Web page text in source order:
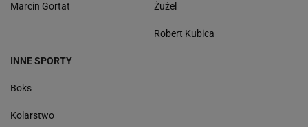
Marcin Gortat Żużel
Robert Kubica
INNE SPORTY
Boks
Kolarstwo